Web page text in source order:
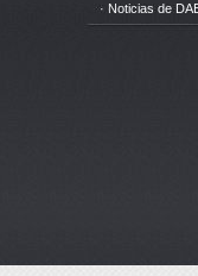
· Noticias de